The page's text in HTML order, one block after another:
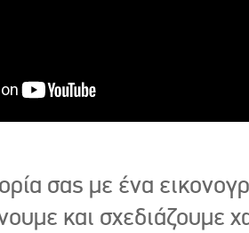
σας με ένα
και σχεδιάζουμε